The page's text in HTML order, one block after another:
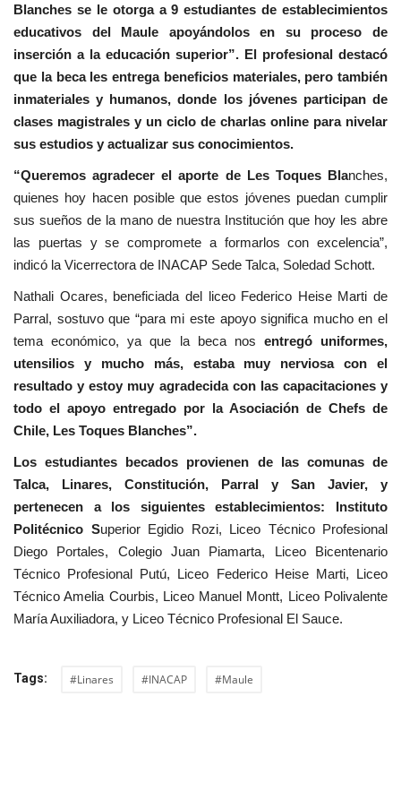
Blanches se le otorga a 9 estudiantes de establecimientos
educativos del Maule apoyándolos en su proceso de
inserción a la educación superior”. El profesional destacó
que la beca les entrega beneficios materiales, pero también
inmateriales y humanos, donde los jóvenes participan de
clases magistrales y un ciclo de charlas online para nivelar
sus estudios y actualizar sus conocimientos.
“Queremos agradecer el aporte de Les Toques Blanches,
quienes hoy hacen posible que estos jóvenes puedan cumplir
sus sueños de la mano de nuestra Institución que hoy les abre
las puertas y se compromete a formarlos con excelencia”,
indicó la Vicerrectora de INACAP Sede Talca, Soledad Schott.
Nathali Ocares, beneficiada del liceo Federico Heise Marti de
Parral, sostuvo que “para mi este apoyo significa mucho en el
tema económico, ya que la beca nos entregó uniformes,
utensilios y mucho más, estaba muy nerviosa con el
resultado y estoy muy agradecida con las capacitaciones y
todo el apoyo entregado por la Asociación de Chefs de
Chile, Les Toques Blanches”.
Los estudiantes becados provienen de las comunas de
Talca, Linares, Constitución, Parral y San Javier, y
pertenecen a los siguientes establecimientos: Instituto
Politécnico Superior Egidio Rozi, Liceo Técnico Profesional
Diego Portales, Colegio Juan Piamarta, Liceo Bicentenario
Técnico Profesional Putú, Liceo Federico Heise Marti, Liceo
Técnico Amelia Courbis, Liceo Manuel Montt, Liceo Polivalente
María Auxiliadora, y Liceo Técnico Profesional El Sauce.
Tags: #Linares #INACAP #Maule